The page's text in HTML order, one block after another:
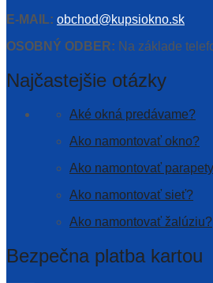
E-MAIL: obchod@kupsiokno.sk
OSOBNÝ ODBER: Na základe
Najčastejšie otázky
Aké okná predávame?
Ako namontovať okno?
Ako namontovať
Ako namontovať sieť?
Ako namontovať žalúziu?
Bezpečna platba kartou